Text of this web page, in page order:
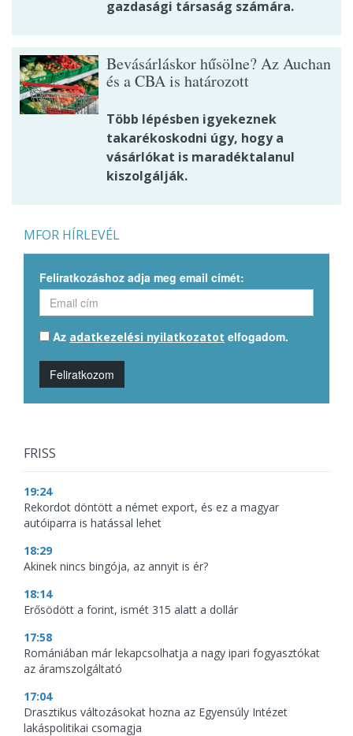
gazdasági társaság számára.
Bevásárláskor hűsölne? Az Auchan
és a CBA is határozott
Több lépésben igyekeznek
takarékoskodni úgy, hogy a
vásárlókat is maradéktalanul
kiszolgálják.
MFOR HÍRLEVÉL
Feliratkozáshoz adja meg email címét:
Az adatkezelési nyilatkozatot elfogadom.
Feliratkozom
FRISS
19:24
Rekordot döntött a német export, és ez a magyar
autóiparra is hatással lehet
18:29
Akinek nincs bingója, az annyit is ér?
18:14
Erősödött a forint, ismét 315 alatt a dollár
17:58
Romániában már lekapcsolhatja a nagy ipari fogyasztókat
az áramszolgáltató
17:04
Drasztikus változásokat hozna az Egyensúly Intézet
lakáspolitikai csomagja